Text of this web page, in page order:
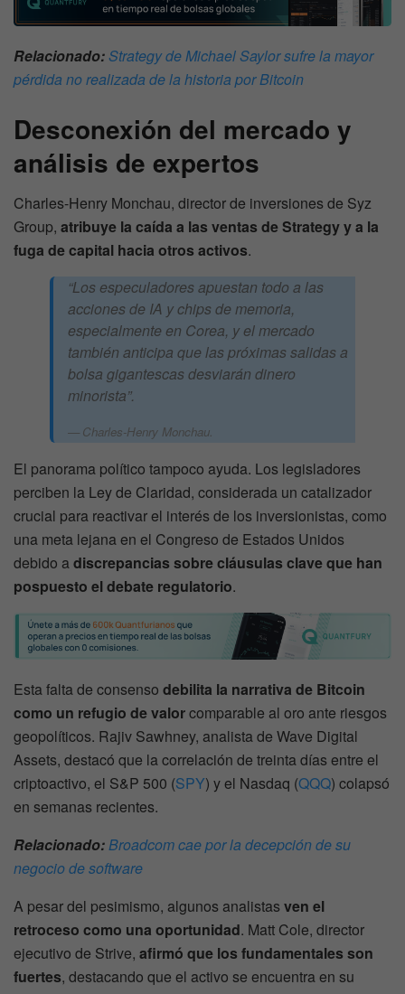
Relacionado:Strategy de Michael Saylor sufre la mayor
pérdida no realizada de la historia por Bitcoin
Desconexión del mercado y
análisis de expertos
Charles-Henry Monchau, director de inversiones de Syz
Group, atribuye la caída a las ventas de Strategy y a la
fuga de capital hacia otros activos.
“Los especuladores apuestan todo a las
acciones de IA y chips de memoria,
especialmente en Corea, y el mercado
también anticipa que las próximas salidas a
bolsa gigantescas desviarán dinero
minorista”.
Charles-Henry Monchau.
El panorama político tampoco ayuda. Los legisladores
perciben la Ley de Claridad, considerada un catalizador
crucial para reactivar el interés de los inversionistas, como
una meta lejana en el Congreso de Estados Unidos
debido adiscrepancias sobre cláusulas clave que han
pospuesto el debate regulatorio.
Esta falta de consenso debilita la narrativa de Bitcoin
como un refugio de valorcomparable al oro ante riesgos
geopolíticos. Rajiv Sawhney, analista de Wave Digital
Assets, destacó que la correlación de treinta días entre el
criptoactivo, el S&P 500 (SPY) y el Nasdaq (QQQ) colapsó
en semanas recientes.
Relacionado:Broadcom cae por la decepción de su
negocio de software
A pesar del pesimismo, algunos analistasven el
retroceso como una oportunidad. Matt Cole, director
ejecutivo de Strive, afirmó que los fundamentales son
fuertes, destacando que el activo se encuentra en su